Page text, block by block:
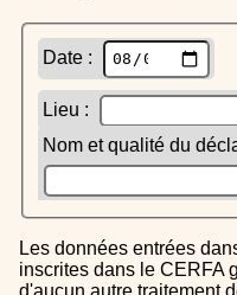
Date :
Lieu :
Nom et qualité du
Les données entrées dans le formulaire sont uniquement
inscrites dans le CERFA
d'aucun autre traitement